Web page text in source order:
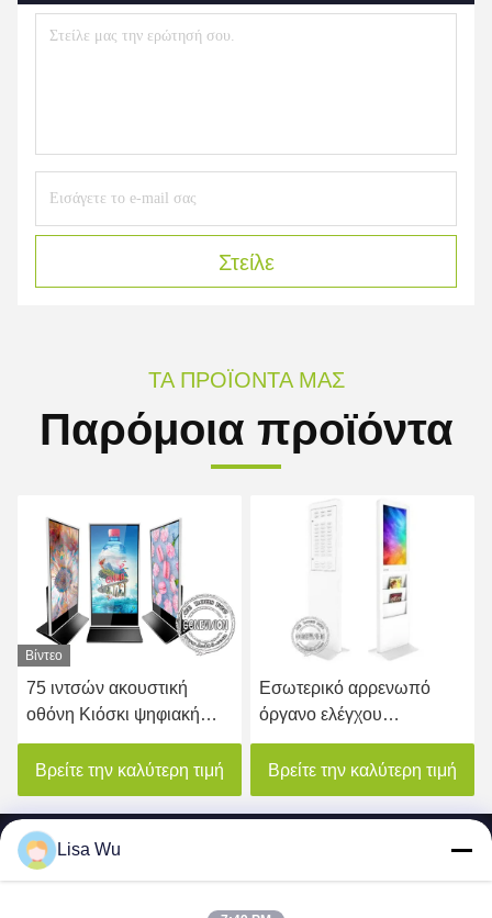
Στείλε
ΤΑ ΠΡΟΪΌΝΤΑ ΜΑΣ
Παρόμοια προϊόντα
Βίντεο
75 ιντσών ακουστική
οθόνη Κιόσκι ψηφιακή
σήμανση πάτωμα στέκεται
διαφημιστικό εξοπλισμό
Βρείτε την καλύτερη τιμή
Εσωτερικό αρρενωπό
όργανο ελέγχου
συστημάτων
σηματοδότησης LCD
περίπτερων ψηφιακό που
διαφημίζει 22 ίντσες με το
Βρείτε την καλύτερη τιμή
Lisa Wu